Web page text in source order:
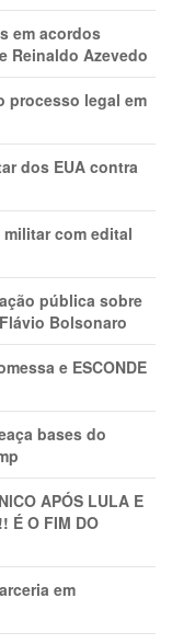
em acordos
Reinaldo Azevedo
processo legal em
dos EUA contra
com edital
pública sobre
Bolsonaro
e ESCONDE
bases do
APÓS LULA E
É O FIM DO
em